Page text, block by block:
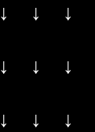
↓ ↓ ↓
↓ ↓ ↓
↓ ↓ ↓